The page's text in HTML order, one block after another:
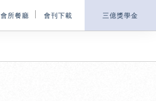
會所餐廳 會刊下載 三億獎學金